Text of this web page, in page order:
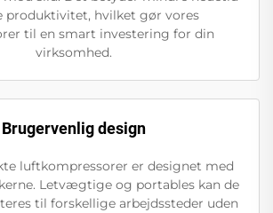
produktivitet, hvilket gør vores
til en smart investering for din
virksomhed.
Brugervenlig design
luftkompressorer er designet med
Letvægtige og portables kan de
til forskellige arbejdssteder uden